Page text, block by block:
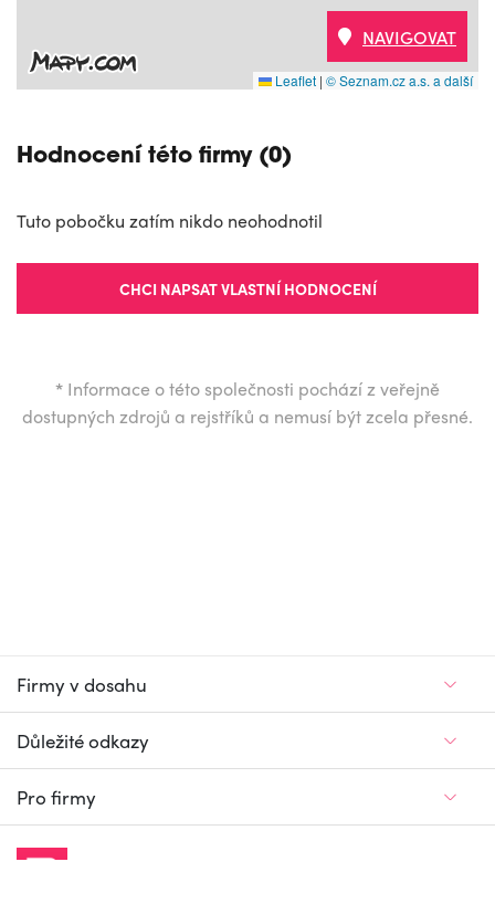
Leaflet | © Seznam.cz a.s. a další
NAVIGOVAT
Hodnocení této firmy (0)
Tuto pobočku zatím nikdo neohodnotil
CHCI NAPSAT VLASTNÍ HODNOCENÍ
* Informace o této společnosti pochází z veřejně
dostupných zdrojů a rejstříků a nemusí být zcela přesné.
Firmy v dosahu
Důležité odkazy
Pro firmy